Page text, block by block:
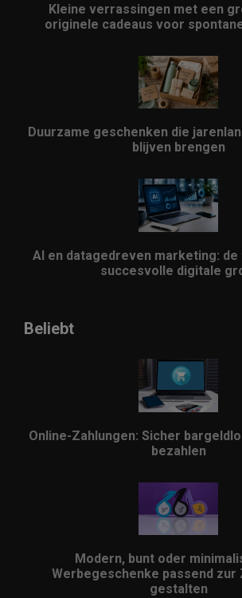
Kleine verrassingen met een
originele cadeaus voor
Duurzame geschenken die
blijven brengen
AI en datagedreven marketing:
succesvolle digitale
Beliebt
Online-Zahlungen: Sicher
bezahlen
Modern, bunt oder
Werbegeschenke passend zur
gestalten